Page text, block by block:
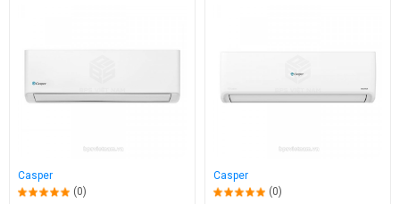
Casper
(0)
Casper
(0)